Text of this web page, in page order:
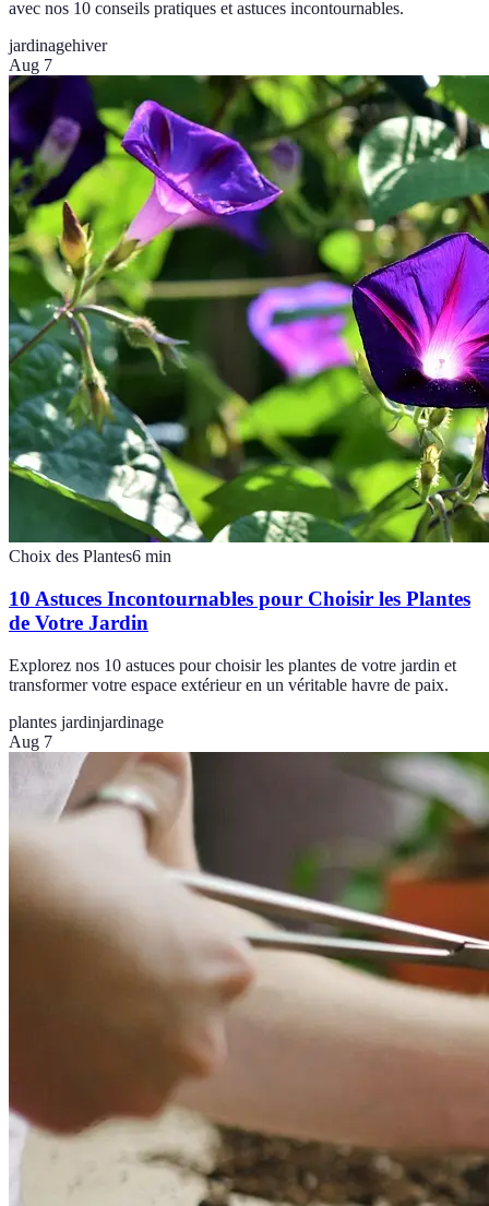
avec nos 10 conseils pratiques et astuces incontournables.
jardinagehiver
Aug 7
Choix des Plantes6 min
10 Astuces Incontournables pour Choisir les Plantes
de Votre Jardin
Explorez nos 10 astuces pour choisir les plantes de votre jardin et
transformer votre espace extérieur en un véritable havre de paix.
plantes jardinjardinage
Aug 7